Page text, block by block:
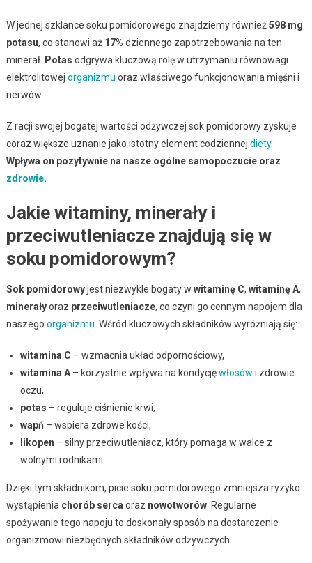
W jednej szklance soku pomidorowego znajdziemy również598 mg
potasu, co stanowi aż 17% dziennego zapotrzebowania na ten
minerał. Potas odgrywa kluczową rolę w utrzymaniu równowagi
elektrolitowej organizmu oraz właściwego funkcjonowania mięśni i
nerwów.
Z racji swojej bogatej wartości odżywczej sok pomidorowy zyskuje
coraz większe uznanie jako istotny element codziennej diety.
Wpływa on pozytywnie na nasze ogólne samopoczucie oraz
zdrowie.
Jakie witaminy, minerały i
przeciwutleniacze znajdują się w
soku pomidorowym?
Sok pomidorowyjest niezwykle bogaty w witaminę C, witaminę A,
minerałyoraz przeciwutleniacze, co czyni go cennym napojem dla
naszego organizmu . Wśród kluczowych składników wyróżniają się:
witamina C – wzmacnia układ odpornościowy,
witamina A– korzystnie wpływa na kondycjęwłosów i zdrowie
oczu,
potas – reguluje ciśnienie krwi,
wapń – wspiera zdrowe kości,
likopen – silny przeciwutleniacz, który pomaga w walce z
wolnymi rodnikami.
Dzięki tym składnikom, picie soku pomidorowego zmniejsza ryzyko
wystąpienia chorób serca oraz nowotworów. Regularne
spożywanie tego napoju to doskonały sposób na dostarczenie
organizmowi niezbędnych składników odżywczych.